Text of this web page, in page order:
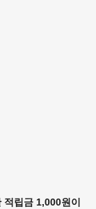
립금 1,000원이